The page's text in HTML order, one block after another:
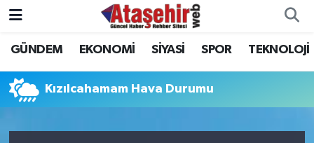
GÜNDEM EKONOMİ SİYASİ SPOR TEKNOLOJİ
Kızılcahamam Hava Durumu
Hava Durumu
Trafik Durumu